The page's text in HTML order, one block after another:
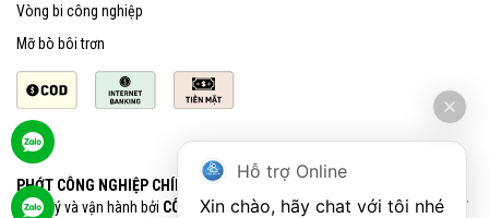
Vòng bi công nghiệp
Mỡ bò bôi trơn
PHỚT CÔNG NGHIỆP CHÍNH HÃNG SKF
Quản lý và vận hành bởi CÔNG TY CỔ PHẦN VOBIVI - Đại lý uỷ quyền SKF
Hỗ trợ Online
Xin chào, hãy chat với tôi nhé